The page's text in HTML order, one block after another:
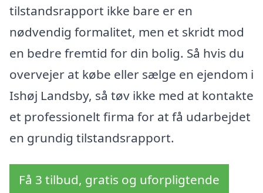
tilstandsrapport ikke bare er en
nødvendig formalitet, men et skridt mod
en bedre fremtid for din bolig. Så hvis du
overvejer at købe eller sælge en ejendom i
Ishøj Landsby, så tøv ikke med at kontakte
et professionelt firma for at få udarbejdet
en grundig tilstandsrapport.
Få 3 tilbud, gratis og uforpligtende